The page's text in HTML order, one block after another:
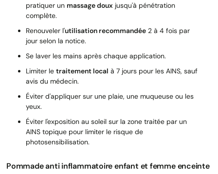
pratiquer un massage doux jusqu'à pénétration
complète.
Renouveler l'utilisation recommandée 2 à 4 fois par
jour selon la notice.
Se laver les mains après chaque application.
Limiter le traitement local à 7 jours pour les AINS, sauf
avis du médecin.
Éviter d'appliquer sur une plaie, une muqueuse ou les
yeux.
Éviter l'exposition au soleil sur la zone traitée par un
AINS topique pour limiter le risque de
photosensibilisation.
Pommade anti inflammatoire enfant et femme enceinte